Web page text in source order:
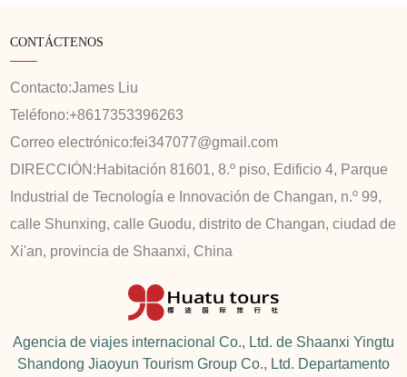
CONTÁCTENOS
Contacto:James Liu
Teléfono:+8617353396263
Correo electrónico:fei347077@gmail.com
DIRECCIÓN: Habitación 81601, 8.º piso, Edificio 4, Parque
Industrial de Tecnología e Innovación de Changan, n.º 99,
calle Shunxing, calle Guodu, distrito de Changan, ciudad de
Xi'an, provincia de Shaanxi, China
Agencia de viajes internacional Co., Ltd. de Shaanxi Yingtu
Shandong Jiaoyun Tourism Group Co., Ltd. Departamento